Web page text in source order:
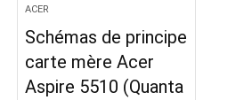
ACER
Schémas de principe
carte mère Acer
Aspire 5510 (Quanta